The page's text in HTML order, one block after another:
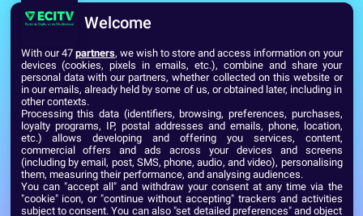
Voir toutes les écoles du Réseau GES
Établissement d’Enseignement Supérieur Technique Privé
Dernière mise à jour : Septembre 2024
Mentions légales
Welcome
With our 47 partners, we wish to store and access information on your
devices (cookies, pixels in emails, etc.), combine and share your
personal data with our partners, whether collected on this website or
in our emails, already held by some of us, or obtained later, including in
other contexts.
Processing this data (identifiers, browsing, preferences, purchases,
loyalty programs, IP, postal addresses and emails, phone, location,
etc.) allows developing and offering you services, content,
commercial offers and ads across your devices and screens
(including by email, post, SMS, phone, audio, and video), personalising
them, measuring their performance, and analysing audiences.
You can "accept all" and withdraw your consent at any time via the
"cookie" icon, or "continue without accepting" trackers and activities
subject to consent. You can also "set detailed preferences" and object